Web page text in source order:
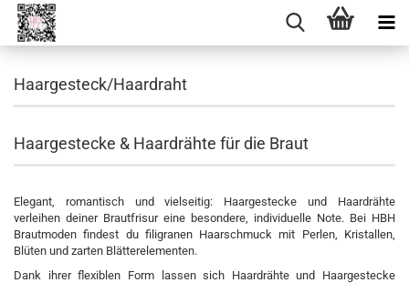
Haargesteck/Haardraht
Haargestecke & Haardrähte für die Braut
Elegant, romantisch und vielseitig: Haargestecke und Haardrähte
verleihen deiner Brautfrisur eine besondere, individuelle Note. Bei HBH
Brautmoden findest du filigranen Haarschmuck mit Perlen, Kristallen,
Blüten und zarten Blätterelementen.
Dank ihrer flexiblen Form lassen sich Haardrähte und Haargestecke